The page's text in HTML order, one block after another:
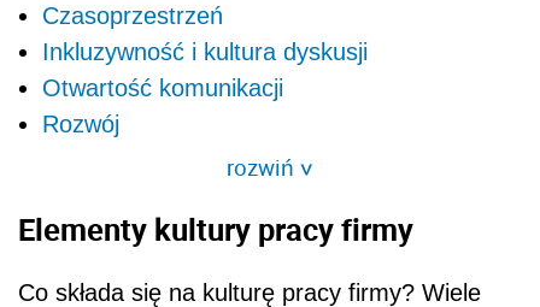
Czasoprzestrzeń
Inkluzywność i kultura dyskusji
Otwartość komunikacji
Rozwój
rozwiń>
Elementy kultury pracy firmy
Co składa się na kulturę pracy firmy? Wiele